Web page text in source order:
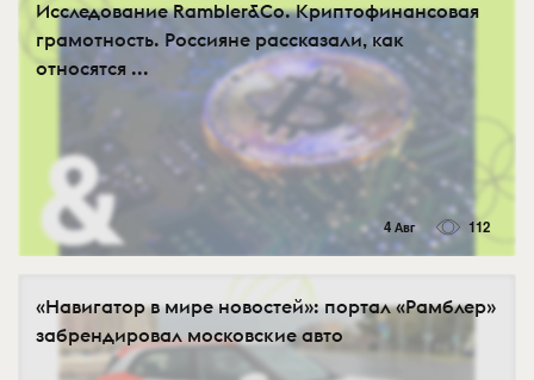
Исследование Rambler&Co. Криптофинансовая
грамотность. Россияне рассказали, как
относятся ...
4 Авг 112
«Навигатор в мире новостей»: портал «Рамблер»
забрендировал московские авто